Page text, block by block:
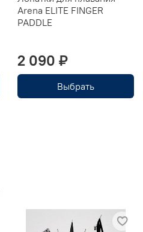
Arena ELITE FINGER
PADDLE
2 090 ₽
Выбрать